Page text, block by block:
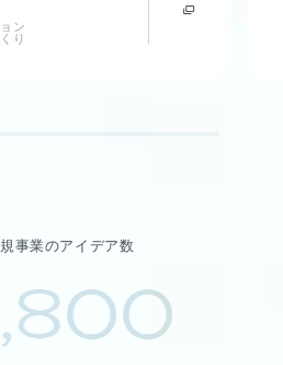
ン
り
事業のアイデア数